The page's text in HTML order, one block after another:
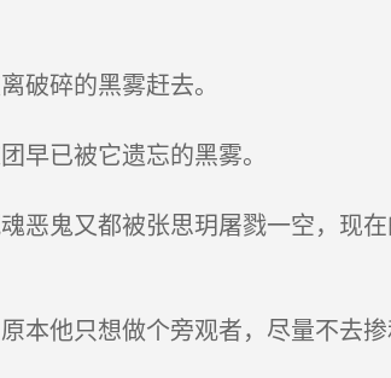
碎的黑雾赶去。
已被它遗忘的黑雾。
鬼又都被张思玥屠戮一空，现
他只想做个旁观者，尽量不去掺